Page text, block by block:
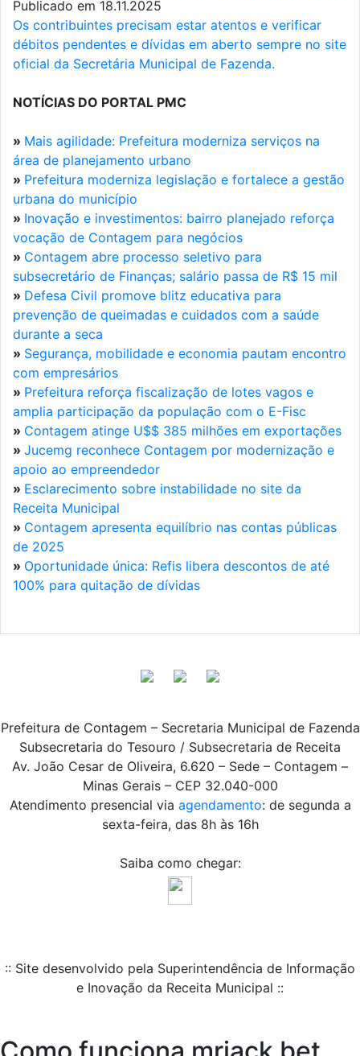
Publicado em 18.11.2025
Os contribuintes precisam estar atentos e verificar
débitos pendentes e dívidas em aberto sempre no site
oficial da Secretária Municipal de Fazenda.
NOTÍCIAS DO PORTAL PMC
» Mais agilidade: Prefeitura moderniza serviços na
área de planejamento urbano
» Prefeitura moderniza legislação e fortalece a gestão
urbana do município
» Inovação e investimentos: bairro planejado reforça
vocação de Contagem para negócios
» Contagem abre processo seletivo para
subsecretário de Finanças; salário passa de R$ 15 mil
» Defesa Civil promove blitz educativa para
prevenção de queimadas e cuidados com a saúde
durante a seca
» Segurança, mobilidade e economia pautam encontro
com empresários
» Prefeitura reforça fiscalização de lotes vagos e
amplia participação da população com o E-Fisc
» Contagem atinge U$$ 385 milhões em exportações
» Jucemg reconhece Contagem por modernização e
apoio ao empreendedor
» Esclarecimento sobre instabilidade no site da
Receita Municipal
» Contagem apresenta equilíbrio nas contas públicas
de 2025
» Oportunidade única: Refis libera descontos de até
100% para quitação de dívidas
Prefeitura de Contagem – Secretaria Municipal de Fazenda
Subsecretaria do Tesouro / Subsecretaria de Receita
Av. João Cesar de Oliveira, 6.620 – Sede – Contagem –
Minas Gerais – CEP 32.040-000
Atendimento presencial via agendamento: de segunda a
sexta-feira, das 8h às 16h
Saiba como chegar:
:: Site desenvolvido pela Superintendência de Informação
e Inovação da Receita Municipal ::